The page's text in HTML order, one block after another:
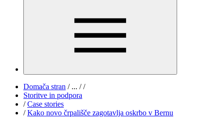
Domača stran /... / /
Storitve in podpora
/ Case stories
/ Kako novo črpališče zagotavlja oskrbo v Bernu